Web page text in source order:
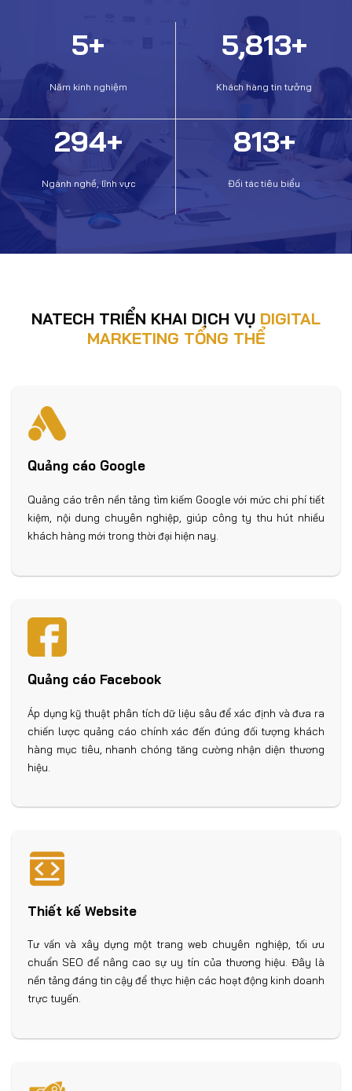
5+
Năm kinh nghiệm
5,989+
Khách hàng tin tưởng
299+
Ngành nghề, lĩnh vực
989+
Đối tác tiêu biểu
NATECH TRIỂN KHAI DỊCH VỤ DIGITAL
MARKETING TỔNG THỂ
Quảng cáo Google
Quảng cáo trên nền tảng tìm kiếm Google với mức chi phí tiết
kiệm, nội dung chuyên nghiệp, giúp công ty thu hút nhiều
khách hàng mới trong thời đại hiện nay.
Quảng cáo Facebook
Áp dụng kỹ thuật phân tích dữ liệu sâu để xác định và đưa ra
chiến lược quảng cáo chính xác đến đúng đối tượng khách
hàng mục tiêu, nhanh chóng tăng cường nhận diện thương
hiệu.
Thiết kế Website
Tư vấn và xây dựng một trang web chuyên nghiệp, tối ưu
chuẩn SEO để nâng cao sự uy tín của thương hiệu. Đây là
nền tảng đáng tin cậy để thực hiện các hoạt động kinh doanh
trực tuyến.